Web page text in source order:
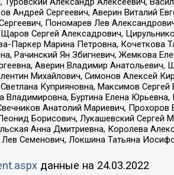
Андрей Сергеевич, Аверин Виталий
Пономарев Лев
Сергей Алексадрович,
Паркер Марина Петровна, Кочеткова
Рачинский Ян Збигневич, Жемкова
Аверин Владимир
Михайлович, Симонов Алексей
Куприяновна, Максимов
Владимировна, Буртина Елена
Анатолий Мариевич,
Борисович, Лукашевский
Анна Дмитриевна, Королева
Семенович, Локшина Татьяна
данные на 24.03.2022